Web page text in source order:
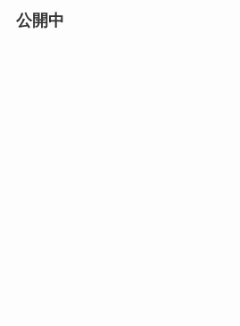
公開中